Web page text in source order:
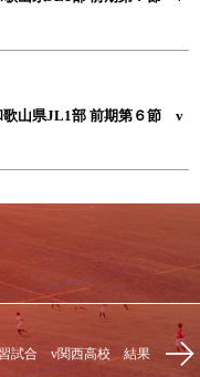
歌山県JL1部 前期第６節 v
習試合 v関西高校 結果